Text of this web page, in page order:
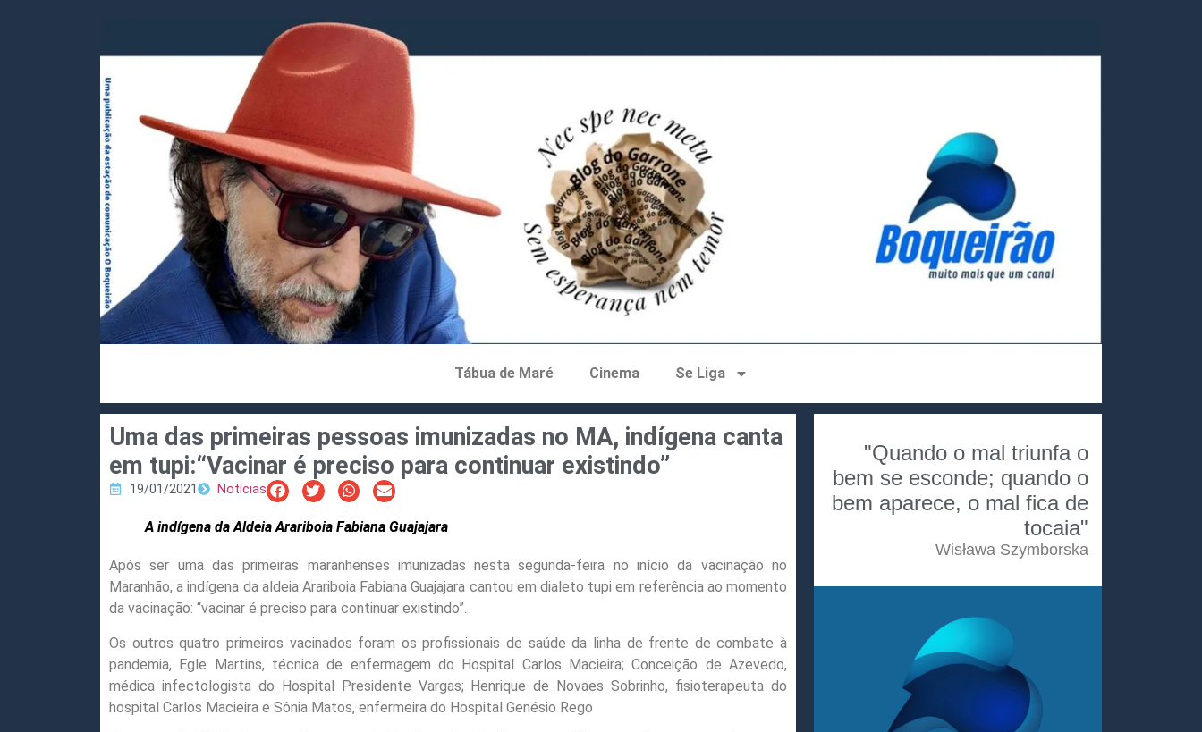
Tábua de Maré Cinema Se Liga
Uma das primeiras pessoas imunizadas no MA, indígena canta
em tupi:“Vacinar é preciso para continuar existindo”
19/01/2021 Notícias
A indígena da Aldeia Arariboia Fabiana Guajajara
Após ser uma das primeiras maranhenses imunizadas nesta segunda-feira no início da vacinação no
Maranhão, a indígena da aldeia Arariboia Fabiana Guajajara cantou em dialeto tupi em referência ao momento
da vacinação: “vacinar é preciso para continuar existindo”.
Os outros quatro primeiros vacinados foram os profissionais de saúde da linha de frente de combate à
pandemia, Egle Martins, técnica de enfermagem do Hospital Carlos Macieira; Conceição de Azevedo,
médica infectologista do Hospital Presidente Vargas; Henrique de Novaes Sobrinho, fisioterapeuta do
hospital Carlos Macieira e Sônia Matos, enfermeira do Hospital Genésio Rego
"Quando o mal triunfa o
bem se esconde; quando o
bem aparece, o mal fica de
tocaia"
Wisława Szymborska